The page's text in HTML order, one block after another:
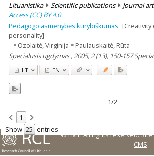
Subject
Journal
Lituanistika Scientific publications Journal
Access (CC) BY 4.0
Pedagogo asmenybės kūrybiškumas [Creativity
personality]
Ozolaitė, Virginija
Paulauskaitė, Rūta
Specialusis ugdymas , 2005, 2 (13), 150-157
LT EN
1/2
1
Show
entries
© LMT. All rights reserved.
CMS.